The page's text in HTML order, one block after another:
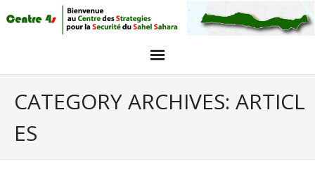
CATEGORY ARCHIVES: ARTICL
ES